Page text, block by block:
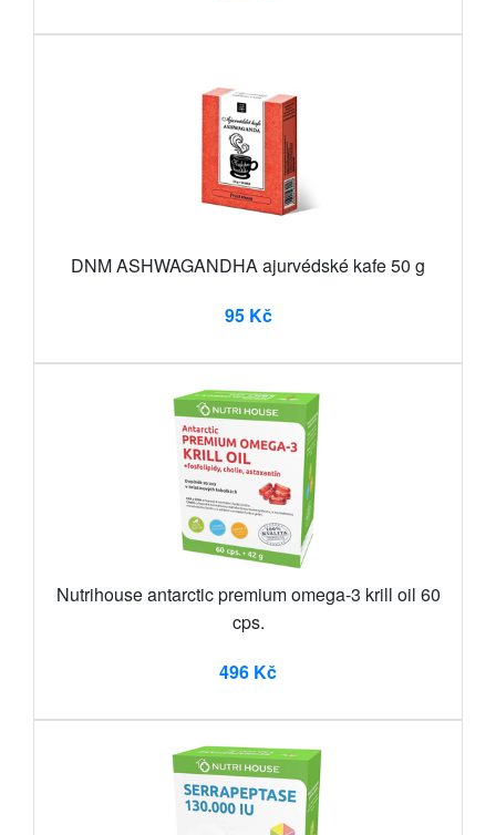
DNM ASHWAGANDHA ajurvédské kafe 50 g
95 Kč
Nutrihouse antarctic premium omega-3 krill oil 60
cps.
496 Kč